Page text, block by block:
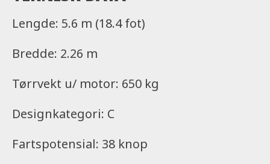
Lengde: 5.6 m (18.4 fot)
Bredde: 2.26 m
Tørrvekt u/ motor: 650 kg
Designkategori: C
Fartspotensial: 38 knop